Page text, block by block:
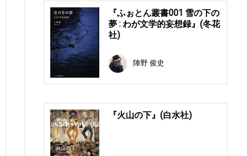
『ふぉとん叢書001 雪の下の
夢 : わが文学的妄想録』(冬花
社)
陣野 俊史
『火山の下』(白水社)